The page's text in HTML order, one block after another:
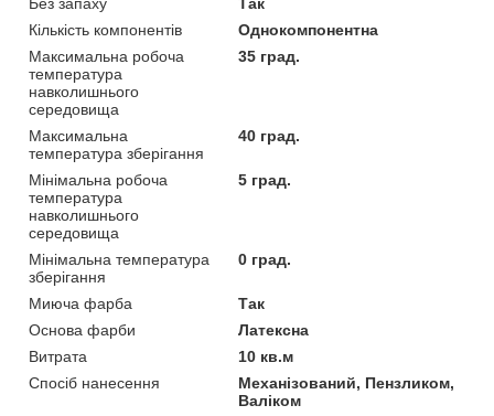
Кількість компонентів
Однокомпонентна
Максимальна робоча
температура
навколишнього
середовища
35 град.
Максимальна
температура зберігання
40 град.
Мінімальна робоча
температура
навколишнього
середовища
5 град.
Мінімальна температура
зберігання
0 град.
Миюча фарба
Так
Основа фарби
Латексна
Витрата
10 кв.м
Спосіб нанесення
Механізований, Пензликом,
Валіком